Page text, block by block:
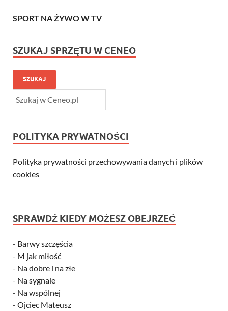
SPORT NA ŻYWO W TV
SZUKAJ SPRZĘTU W CENEO
SZUKAJ
POLITYKA PRYWATNOŚCI
Polityka prywatności przechowywania danych i plików
cookies
SPRAWDŹ KIEDY MOŻESZ OBEJRZEĆ
- Barwy szczęścia
- M jak miłość
- Na dobre i na złe
- Na sygnale
- Na wspólnej
- Ojciec Mateusz